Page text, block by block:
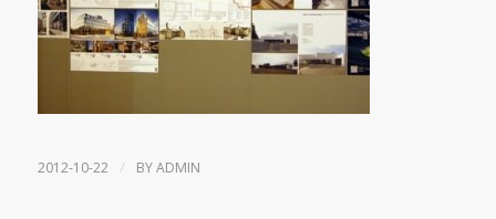
2012-10-22 / BYADMIN